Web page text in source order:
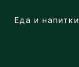
Еда и напитки